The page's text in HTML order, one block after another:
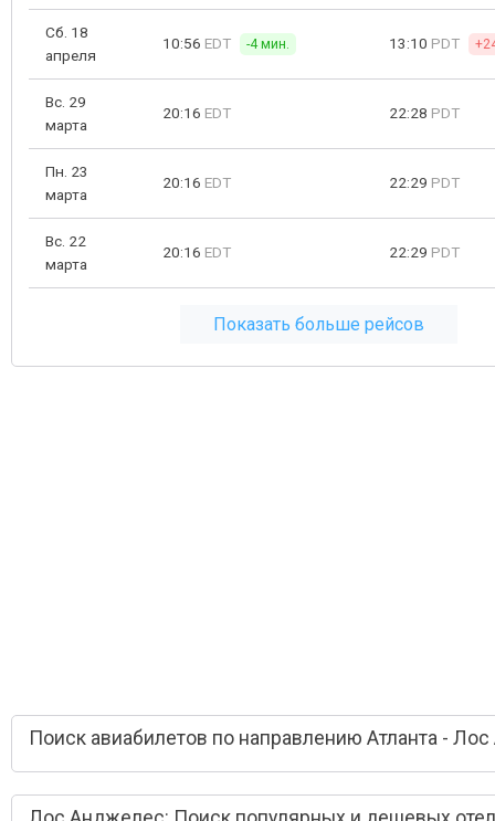
Сб. 18
апреля
10:56 EDT -4 мин. 13:10 PDT
Вс. 29
марта
20:16 EDT 22:28 PDT
Пн. 23
марта
20:16 EDT 22:29 PDT
Вс. 22
марта
20:16 EDT 22:29 PDT
Показать больше рейсов
Поиск авиабилетов по направлению Атланта -